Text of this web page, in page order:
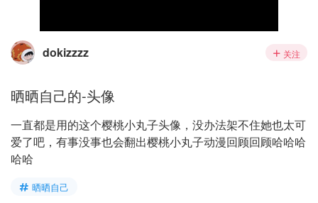
dokizzzz 关注
晒晒自己的-头像
一直都是用的这个樱桃小丸子头像，没办法架不住她也太可
爱了吧，有事没事也会翻出樱桃小丸子动漫回顾回顾哈哈哈
哈哈
晒晒自己